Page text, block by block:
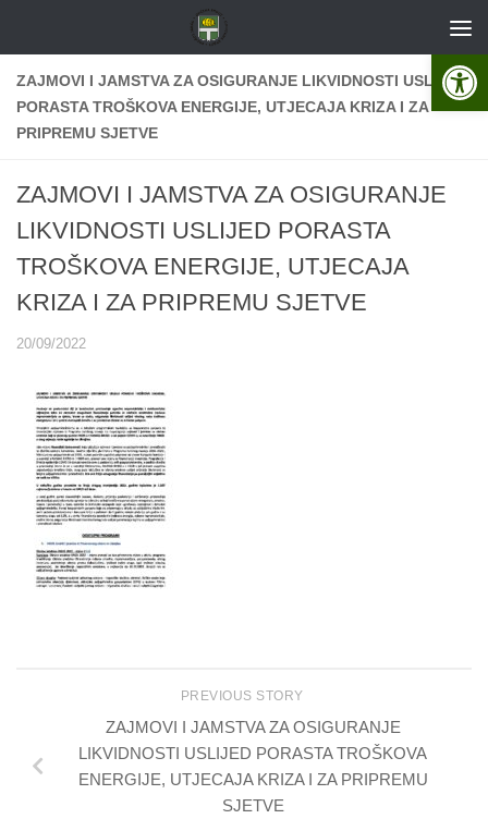
ZAJMOVI I JAMSTVA ZA OSIGURANJE LIKVIDNOSTI USLIJED
PORASTA TROŠKOVA ENERGIJE, UTJECAJA KRIZA I ZA
PRIPREMU SJETVE
ZAJMOVI I JAMSTVA ZA OSIGURANJE
LIKVIDNOSTI USLIJED PORASTA
TROŠKOVA ENERGIJE, UTJECAJA
KRIZA I ZA PRIPREMU SJETVE
20/09/2022
PREVIOUS STORY
ZAJMOVI I JAMSTVA ZA OSIGURANJE
LIKVIDNOSTI USLIJED PORASTA TROŠKOVA
ENERGIJE, UTJECAJA KRIZA I ZA PRIPREMU
SJETVE